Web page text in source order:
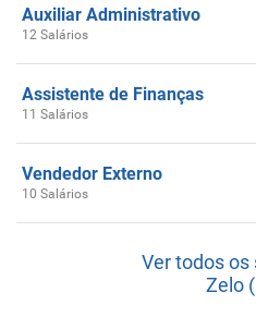
Auxiliar Administrativo
12 Salários
Assistente de Finanças
11 Salários
Vendedor Externo
10 Salários
Ver todos os
Zelo